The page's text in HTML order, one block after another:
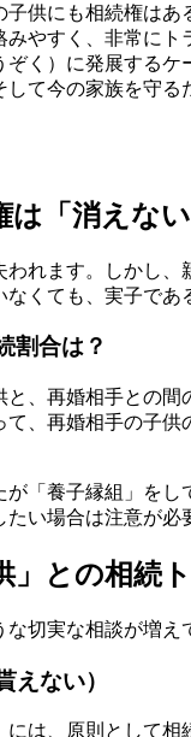
供にも相続権はあ
やすく、非常にト
く）に発展するケ
て今の家族を守
「消えない
れます。しかし、
くても、実子であ
割合は？
、再婚相手との間
、再婚相手の子
が 「養子縁組」をし
い場合は注意が必
」との相続
切実な相談が増え
えない）
は、原則として